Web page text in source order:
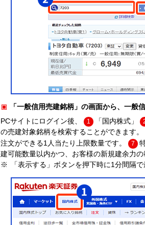
「一般信用売建銘柄」の画面から、一般
PCサイトにログイン後、
1 「国内株式」
の売建対象銘柄を検索することができます。
注文ができる1人当たり上限数量です。
7
建可能数量以内かつ、お客様の新規建余力
「表示する」ボタンを押下時に1分間隔